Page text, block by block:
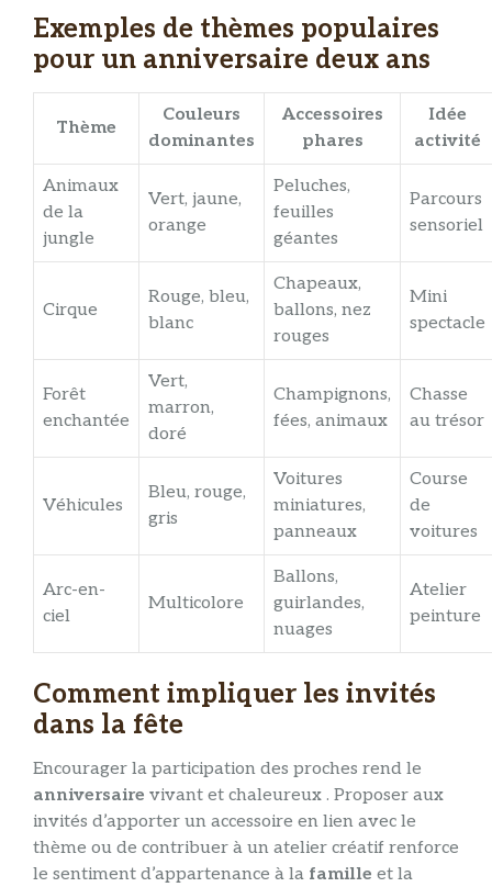
Exemples de thèmes populaires
pour un anniversaire deux ans
Thème
Couleurs
dominantes
Accessoires
phares
Idée
activité
Animaux
de la
jungle
Vert, jaune,
orange
Peluches,
feuilles
géantes
Parcours
sensoriel
Cirque
Rouge, bleu,
blanc
Chapeaux,
ballons, nez
rouges
Mini
spectacle
Forêt
enchantée
Vert,
marron,
doré
Champignons,
fées, animaux
Chasse
au trésor
Véhicules
Bleu, rouge,
gris
Voitures
miniatures,
panneaux
Course
de
voitures
Arc-en-
ciel
Multicolore
Ballons,
guirlandes,
nuages
Atelier
peinture
Comment impliquer les invités
dans la fête
Encourager la participation des proches rend le
anniversaire vivant et chaleureux . Proposer aux
invités d’apporter un accessoire en lien avec le
thème ou de contribuer à un atelier créatif renforce
le sentiment d’appartenance à la famille et la